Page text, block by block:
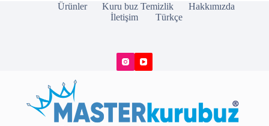
Ürünler Kuru buz Temizlik
Hakkımızda
İletişim
Türkçe